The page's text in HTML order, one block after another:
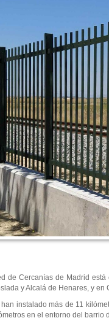
de Cercanías de Madrid
y Alcalá de Henares, y
instalado más de 11
en el entorno del barrio